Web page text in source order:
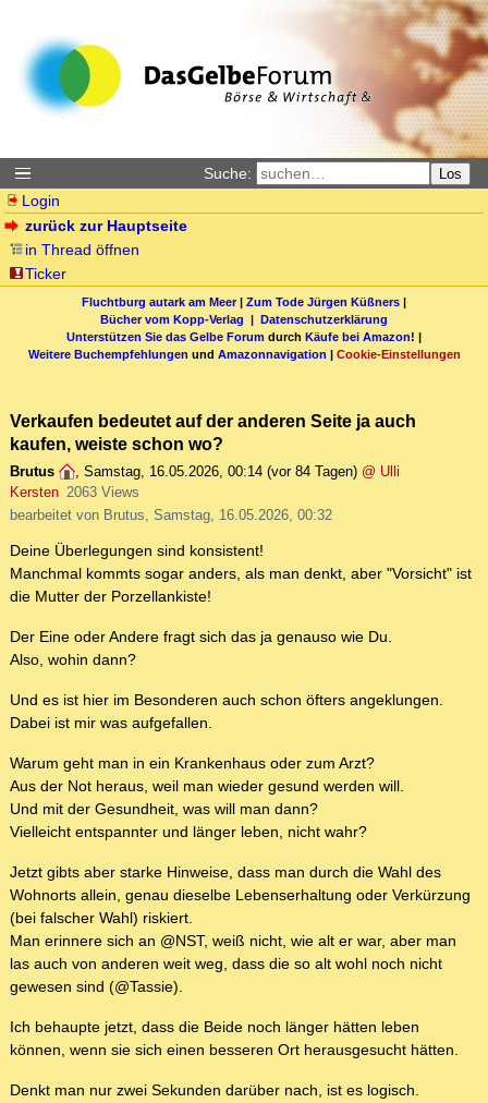
Suche: Los
Login
zurück zur Hauptseite
in Thread öffnen
Ticker
Fluchtburg autark am Meer| Zum Tode Jürgen Küßners |
Bücher vom Kopp-Verlag | Datenschutzerklärung
Unterstützen Sie das Gelbe Forum durch Käufe bei Amazon! |
Weitere Buchempfehlungen und Amazonnavigation | Cookie-Einstellungen
Verkaufen bedeutet auf der anderen Seite ja auch
kaufen, weiste schon wo?
Brutus , Samstag, 16.05.2026, 00:14 (vor 84 Tagen) @ Ulli
Kersten 2063 Views
bearbeitet von Brutus, Samstag, 16.05.2026, 00:32
Deine Überlegungen sind konsistent!
Manchmal kommts sogar anders, als man denkt, aber "Vorsicht" ist
die Mutter der Porzellankiste!
Der Eine oder Andere fragt sich das ja genauso wie Du.
Also, wohin dann?
Und es ist hier im Besonderen auch schon öfters angeklungen.
Dabei ist mir was aufgefallen.
Warum geht man in ein Krankenhaus oder zum Arzt?
Aus der Not heraus, weil man wieder gesund werden will.
Und mit der Gesundheit, was will man dann?
Vielleicht entspannter und länger leben, nicht wahr?
Jetzt gibts aber starke Hinweise, dass man durch die Wahl des
Wohnorts allein, genau dieselbe Lebenserhaltung oder Verkürzung
(bei falscher Wahl) riskiert.
Man erinnere sich an @NST, weiß nicht, wie alt er war, aber man
las auch von anderen weit weg, dass die so alt wohl noch nicht
gewesen sind (@Tassie).
Ich behaupte jetzt, dass die Beide noch länger hätten leben
können, wenn sie sich einen besseren Ort herausgesucht hätten.
Denkt man nur zwei Sekunden darüber nach, ist es logisch.